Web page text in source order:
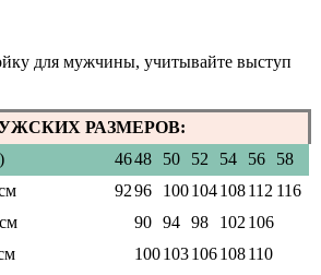
для мужчины, учитывайте выступ
РАЗМЕРОВ:
4648 50 52 54 56
58
9296 100104108112 116
90 94 98 102 106
100103106108110